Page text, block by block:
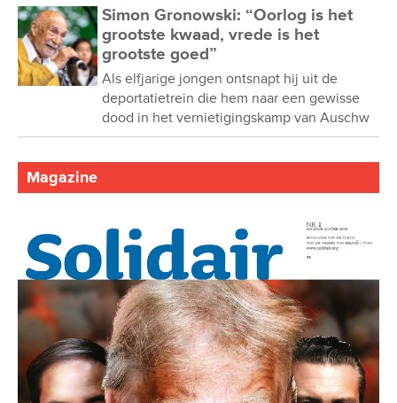
Simon Gronowski: “Oorlog is het
grootste kwaad, vrede is het
grootste goed”
Als elfjarige jongen ontsnapt hij uit de
deportatietrein die hem naar een gewisse
dood in het vernietigingskamp van Auschw
Magazine